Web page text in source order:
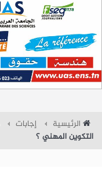
الرئيسية إجابات
التكوين المهني ؟